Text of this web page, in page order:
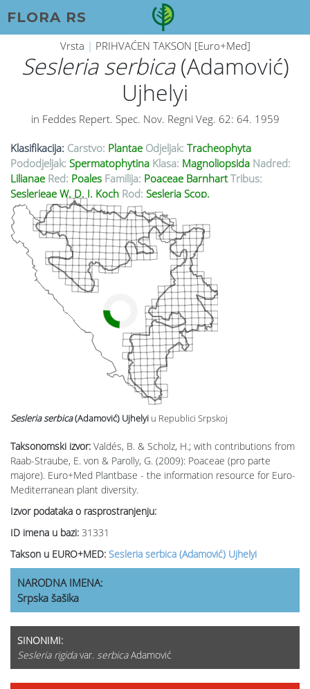
FLORA RS
Vrsta | PRIHVAĆEN TAKSON [Euro+Med]
Sesleria serbica(Adamović)
Ujhelyi
in Feddes Repert. Spec. Nov. Regni Veg. 62: 64. 1959
Klasifikacija: Carstvo: Plantae Odjeljak: Tracheophyta
Pododjeljak: Spermatophytina Klasa: Magnoliopsida Nadred:
Lilianae Red: Poales Familija: Poaceae BarnhartTribus:
Seslerieae W. D. J. Koch Rod: Sesleria Scop.
Taksonomski izvor: Valdés, B. & Scholz, H.; with contributions from
Raab-Straube, E. von & Parolly, G. (2009): Poaceae (pro parte
majore). Euro+Med Plantbase - the information resource for Euro-
Mediterranean plant diversity.
Izvor podataka o rasprostranjenju:
ID imena u bazi: 31331
Takson u EURO+MED: Sesleria serbica (Adamović) Ujhelyi
Sesleria serbica(Adamović) Ujhelyi u Republici Srpskoj
NARODNA IMENA:
Srpska šašika
SINONIMI:
Sesleria rigidavar. serbicaAdamović